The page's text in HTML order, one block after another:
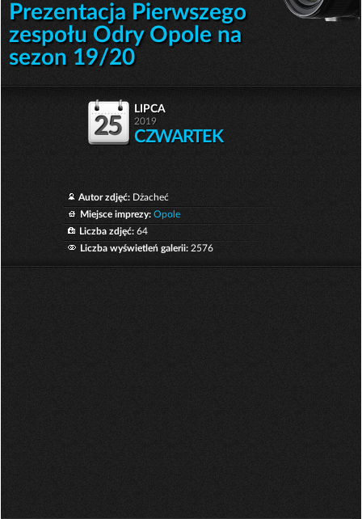
Prezentacja Pierwszego
zespołu Odry Opole na
sezon 19/20
25
lipca
2019
CZWARTEK
Autor zdjęć: Dżacheć
Miejsce imprezy: Opole
Liczba zdjęć: 64
Liczba wyświetleń galerii: 2576